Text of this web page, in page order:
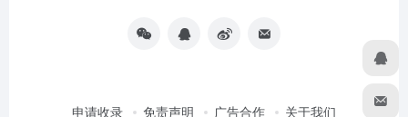
申请收录 免责声明 广告合作 关于我们